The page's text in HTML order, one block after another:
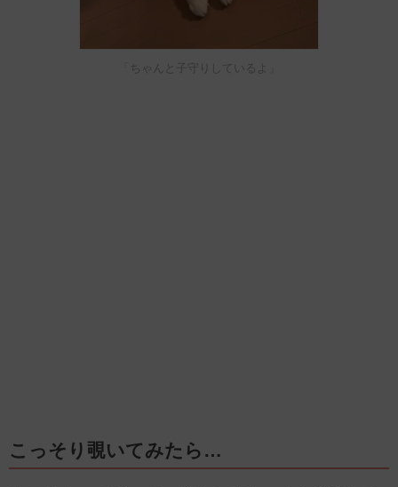
「ちゃんと子守りしているよ」
こっそり覗いてみたら…